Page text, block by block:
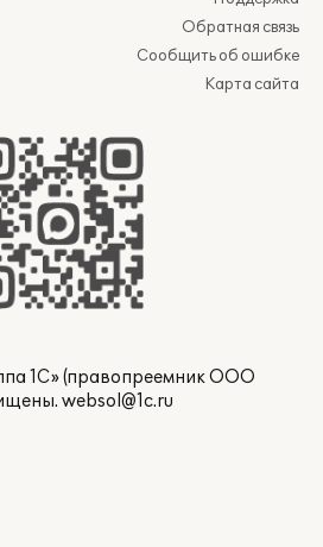
Обратная связь
Сообщить об ошибке
Карта сайта
1С» (правопреемник ООО
websol@1c.ru